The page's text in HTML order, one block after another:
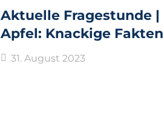
Aktuelle Fragestunde |
Apfel: Knackige Fakten
31. August 2023